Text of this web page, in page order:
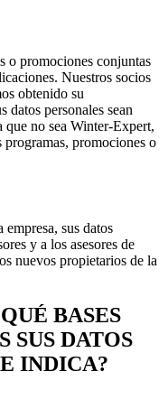
o promociones conjuntas
Nuestros socios
obtenido su
datos personales sean
que no sea Winter-Expert,
promociones o
empresa, sus datos
y a los asesores de
nuevos propietarios de la
BASES
DATOS
INDICA?